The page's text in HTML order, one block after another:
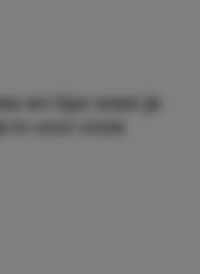
en tips waar je
in voor onze